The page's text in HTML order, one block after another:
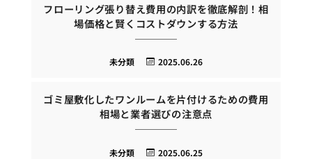
フローリング張り替え費用の内訳を徹底解剖！相
場価格と賢くコストダウンする方法
2025.06.26
未分類
ゴミ屋敷化したワンルームを片付けるための費用
相場と業者選びの注意点
2025.06.25
未分類